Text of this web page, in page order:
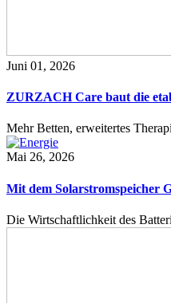
Juni 01, 2026
ZURZACH Care baut die
Mehr Betten, erweitertes
Mai 26, 2026
Mit dem Solarstromspeicher
Die Wirtschaftlichkeit des